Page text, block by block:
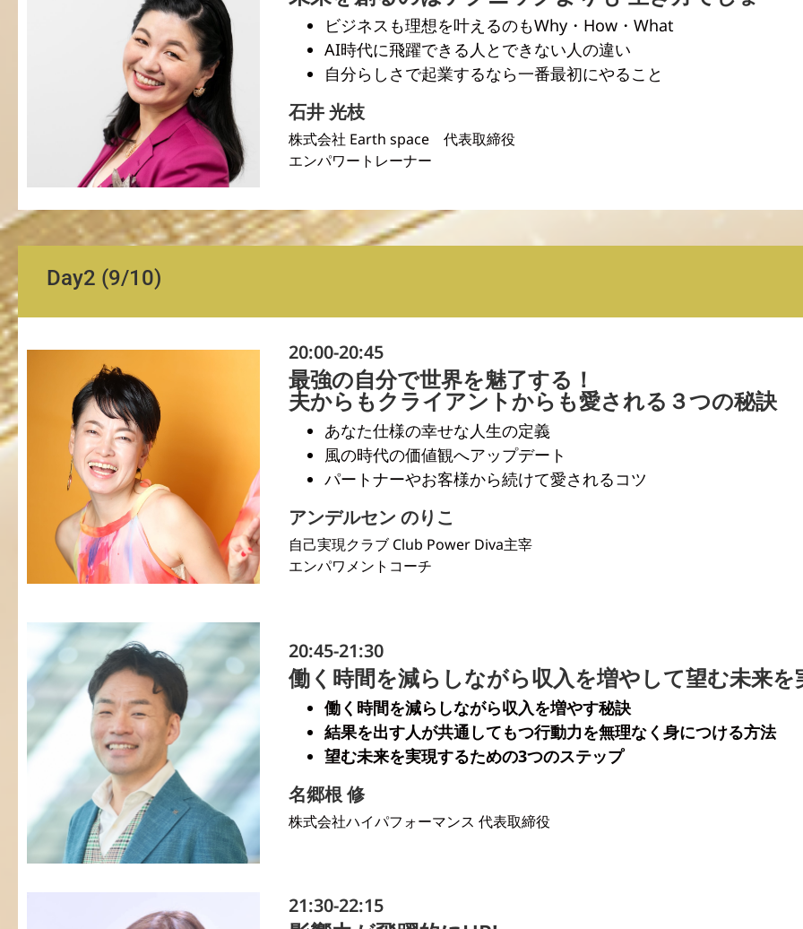
ビジネスも理想を叶えるのもWhy・How・What
AI時代に飛躍できる人とできない人の違い
自分らしさで起業するなら一番最初にやること
石井 光枝
株式会社 Earth space 代表取締役
エンパワートレーナー
Day2 (9/10)
20:00-20:45
最強の自分で世界を魅了する！
夫からもクライアントからも愛される３つの秘訣
あなた仕様の幸せな人生の定義
風の時代の価値観へアップデート
パートナーやお客様から続けて愛されるコツ
アンデルセン のりこ
自己実現クラブ Club Power Diva主宰
エンパワメントコーチ
20:45-21:30
働く時間を減らしながら収入を増やして望む未来を
働く時間を減らしながら収入を増やす秘訣
結果を出す人が共通してもつ行動力を無理なく身につける方法
望む未来を実現するための3つのステップ
名郷根 修
株式会社ハイパフォーマンス 代表取締役
21:30-22:15